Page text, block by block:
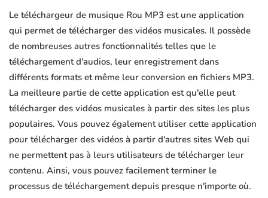
Le téléchargeur de musique Rou MP3 est une application
qui permet de télécharger des vidéos musicales. Il possède
de nombreuses autres fonctionnalités telles que le
téléchargement d'audios, leur enregistrement dans
différents formats et même leur conversion en fichiers MP3.
La meilleure partie de cette application est qu'elle peut
télécharger des vidéos musicales à partir des sites les plus
populaires. Vous pouvez également utiliser cette application
pour télécharger des vidéos à partir d'autres sites Web qui
ne permettent pas à leurs utilisateurs de télécharger leur
contenu. Ainsi, vous pouvez facilement terminer le
processus de téléchargement depuis presque n'importe où.